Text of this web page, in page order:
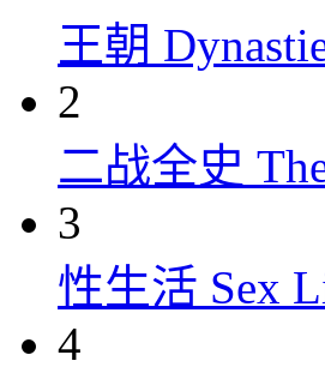
王朝
2
二战全史
3
性生活 Sex
4